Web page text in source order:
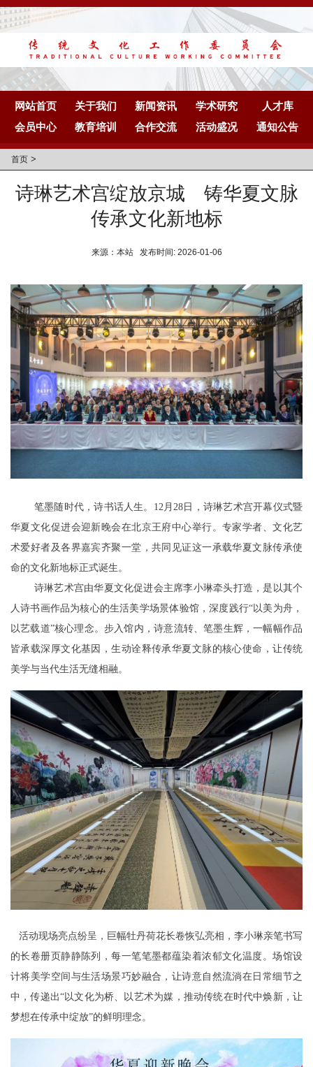
网站首页 关于我们 新闻资讯 学术研究
人才库
会员中心
教育培训 合作交流 活动盛况 通知公告
首页 >
诗琳艺术宫绽放京城 铸华夏文脉
传承文化新地标
来源：本站 发布时间: 2026-01-06
笔墨随时代，诗书话人生。12月28日，诗琳艺术宫开幕仪式暨
华夏文化促进会迎新晚会在北京王府中心举行。专家学者、文化艺
术爱好者及各界嘉宾齐聚一堂，共同见证这一承载华夏文脉传承使
命的文化新地标正式诞生。
诗琳艺术宫由华夏文化促进会主席李小琳牵头打造，是以其个
人诗书画作品为核心的生活美学场景体验馆，深度践行“以美为舟，
以艺载道”核心理念。步入馆内，诗意流转、笔墨生辉，一幅幅作品
皆承载深厚文化基因，生动诠释传承华夏文脉的核心使命，让传统
美学与当代生活无缝相融。
活动现场亮点纷呈，巨幅牡丹荷花长卷恢弘亮相，李小琳亲笔书写
的长卷册页静静陈列，每一笔笔墨都蕴染着浓郁文化温度。场馆设
计将美学空间与生活场景巧妙融合，让诗意自然流淌在日常细节之
中，传递出“以文化为桥、以艺术为媒，推动传统在时代中焕新，让
梦想在传承中绽放”的鲜明理念。